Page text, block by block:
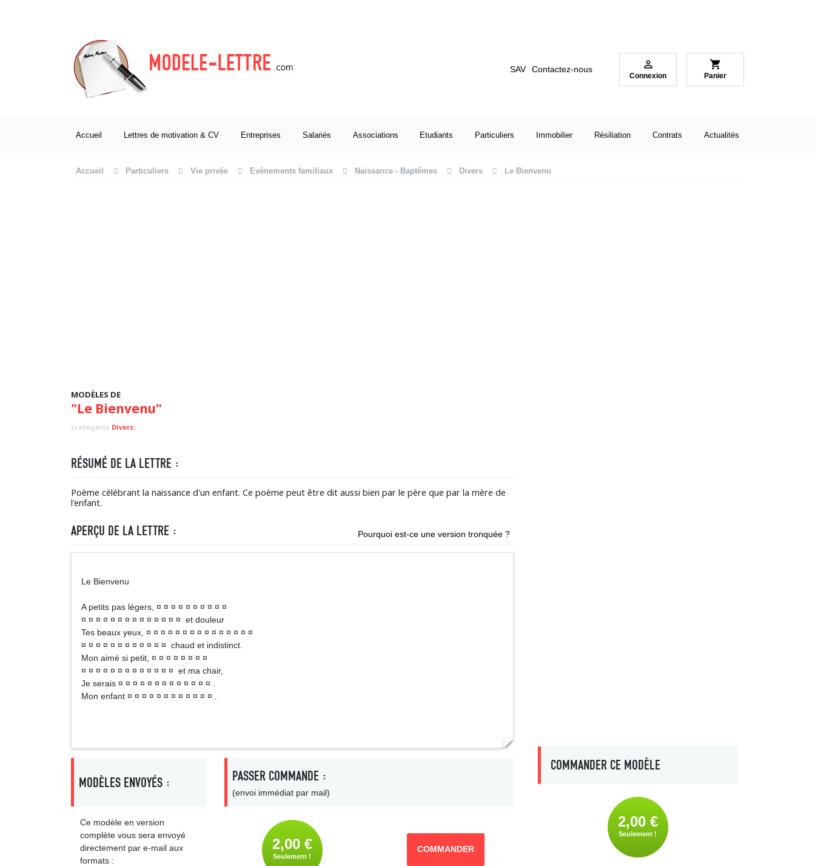
SAV Contactez-nous 
Connexion
shopping_cart
Panier
Accueil Lettres de motivation & CV Entreprises Salariés Associations Etudiants Particuliers Immobilier Résiliation Contrats Actualités
Accueil Particuliers Vie privée Evènements familiaux Naissance - Baptêmes Divers Le Bienvenu
MODÈLES DE
"Le Bienvenu"
(categorie Divers)
RÉSUMÉ DE LA LETTRE :
Poème célébrant la naissance d'un enfant. Ce poème peut être dit aussi bien par le père que par la mère de
l'enfant.
APERÇU DE LA LETTRE : Pourquoi est-ce une version tronquée ?
Le Bienvenu
A petits pas légers, ¤ ¤ ¤ ¤ ¤ ¤ ¤ ¤ ¤ ¤
¤ ¤ ¤ ¤ ¤ ¤ ¤ ¤ ¤ ¤ ¤ ¤ ¤ ¤ et douleur
Tes beaux yeux, ¤ ¤ ¤ ¤ ¤ ¤ ¤ ¤ ¤ ¤ ¤ ¤ ¤ ¤ ¤
¤ ¤ ¤ ¤ ¤ ¤ ¤ ¤ ¤ ¤ ¤ ¤ chaud et indistinct.
Mon aimé si petit, ¤ ¤ ¤ ¤ ¤ ¤ ¤ ¤
¤ ¤ ¤ ¤ ¤ ¤ ¤ ¤ ¤ ¤ ¤ ¤ ¤ et ma chair,
Je serais ¤ ¤ ¤ ¤ ¤ ¤ ¤ ¤ ¤ ¤ ¤ ¤ ¤ .
Mon enfant ¤ ¤ ¤ ¤ ¤ ¤ ¤ ¤ ¤ ¤ ¤ ¤ .
MODÈLES ENVOYÉS :
Ce modèle en version
complète vous sera envoyé
directement par e-mail aux
formats :
PASSER COMMANDE :
(envoi immédiat par mail)
2,00 €
Seulement !
COMMANDER
COMMANDER CE MODÈLE
2,00 €
Seulement !